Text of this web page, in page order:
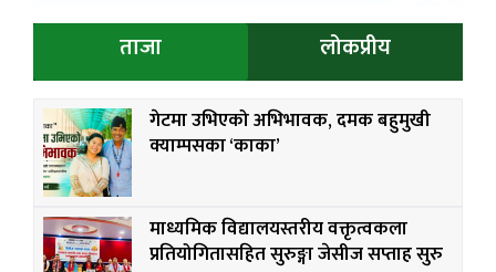
ताजा लोकप्रीय
गेटमा उभिएको अभिभावक, दमक बहुमुखी
क्याम्पसका ‘काका’
माध्यमिक विद्यालयस्तरीय वक्तृत्वकला
प्रतियोगितासहित सुरुङ्गा जेसीज सप्ताह सुरु